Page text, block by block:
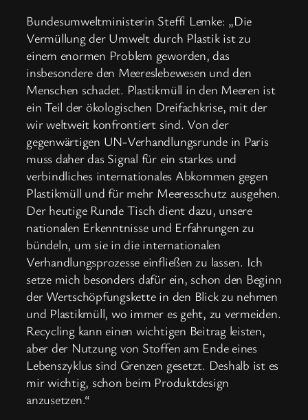
Bundesumweltministerin Steffi Lemke: „Die
Vermüllung der Umwelt durch Plastik ist zu
einem enormen Problem geworden, das
insbesondere den Meereslebewesen und den
Menschen schadet. Plastikmüll in den Meeren ist
ein Teil der ökologischen Dreifachkrise, mit der
wir weltweit konfrontiert sind. Von der
gegenwärtigen UN-Verhandlungsrunde in Paris
muss daher das Signal für ein starkes und
verbindliches internationales Abkommen gegen
Plastikmüll und für mehr Meeresschutz ausgehen.
Der heutige Runde Tisch dient dazu, unsere
nationalen Erkenntnisse und Erfahrungen zu
bündeln, um sie in die internationalen
Verhandlungsprozesse einfließen zu lassen. Ich
setze mich besonders dafür ein, schon den Beginn
der Wertschöpfungskette in den Blick zu nehmen
und Plastikmüll, wo immer es geht, zu vermeiden.
Recycling kann einen wichtigen Beitrag leisten,
aber der Nutzung von Stoffen am Ende eines
Lebenszyklus sind Grenzen gesetzt. Deshalb ist es
mir wichtig, schon beim Produktdesign
anzusetzen.“